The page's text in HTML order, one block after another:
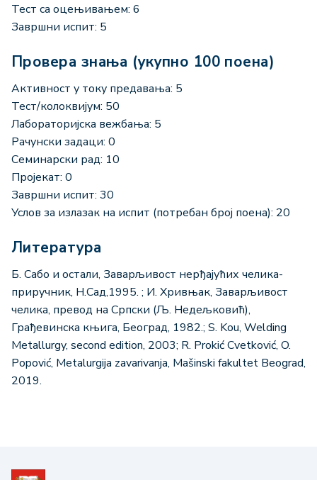
Тест са оцењивањем: 6
Завршни испит: 5
Провера знања (укупно 100 поена)
Активност у току предавања: 5
Тест/колоквијум: 50
Лабораторијска вежбања: 5
Рачунски задаци: 0
Семинарски рад: 10
Пројекат: 0
Завршни испит: 30
Услов за излазак на испит (потребан број поена): 20
Литература
Б. Сабо и остали, Заварљивост нерђајућих челика-
приручник, Н.Сад,1995. ; И. Хривњак, Заварљивост
челика, превод на Српски (Љ. Недељковић),
Грађевинска књига, Београд, 1982.; S. Kou, Welding
Metallurgy, second edition, 2003; R. Prokić Cvetković, O.
Popović, Metalurgija zavarivanja, Mašinski fakultet Beograd,
2019.